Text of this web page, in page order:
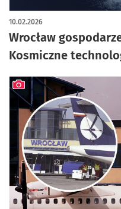
Wrocław
Kosmiczne
10.02.2026